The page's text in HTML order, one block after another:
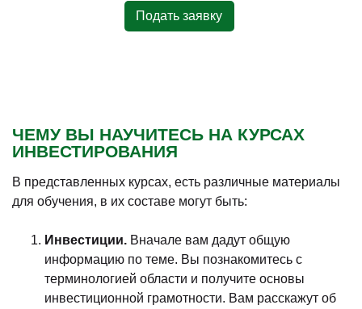
Подать заявку
ЧЕМУ ВЫ НАУЧИТЕСЬ НА КУРСАХ
ИНВЕСТИРОВАНИЯ
В представленных курсах, есть различные материалы
для обучения, в их составе могут быть:
Инвестиции. Вначале вам дадут общую
информацию по теме. Вы познакомитесь с
терминологией области и получите основы
инвестиционной грамотности. Вам расскажут об